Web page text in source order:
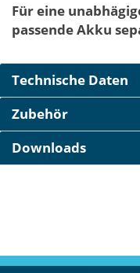
Für eine
passende Akku
Technische Daten
Zubehör
Downloads